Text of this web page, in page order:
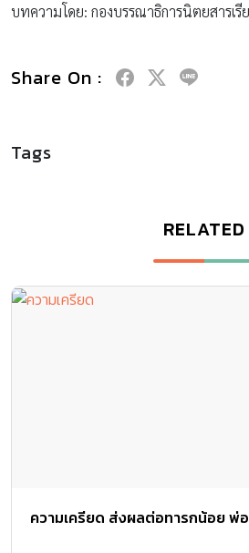
บทความโดย: กองบรรณาธิการนิตยสารเรี
Share On :
Tags
RELATED
ความเครียด ส่งผลต่อทารกน้อย พ่